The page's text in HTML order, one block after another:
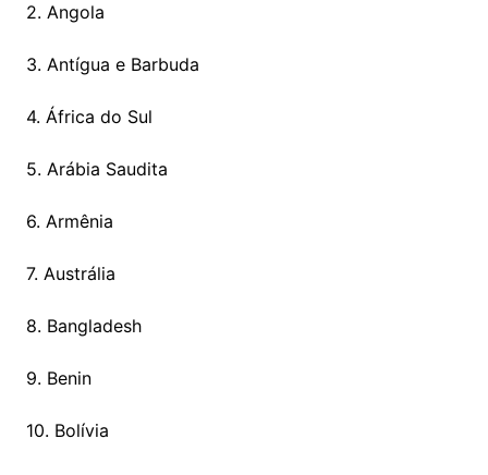
2. Angola
3. Antígua e Barbuda
4. África do Sul
5. Arábia Saudita
6. Armênia
7. Austrália
8. Bangladesh
9. Benin
10. Bolívia